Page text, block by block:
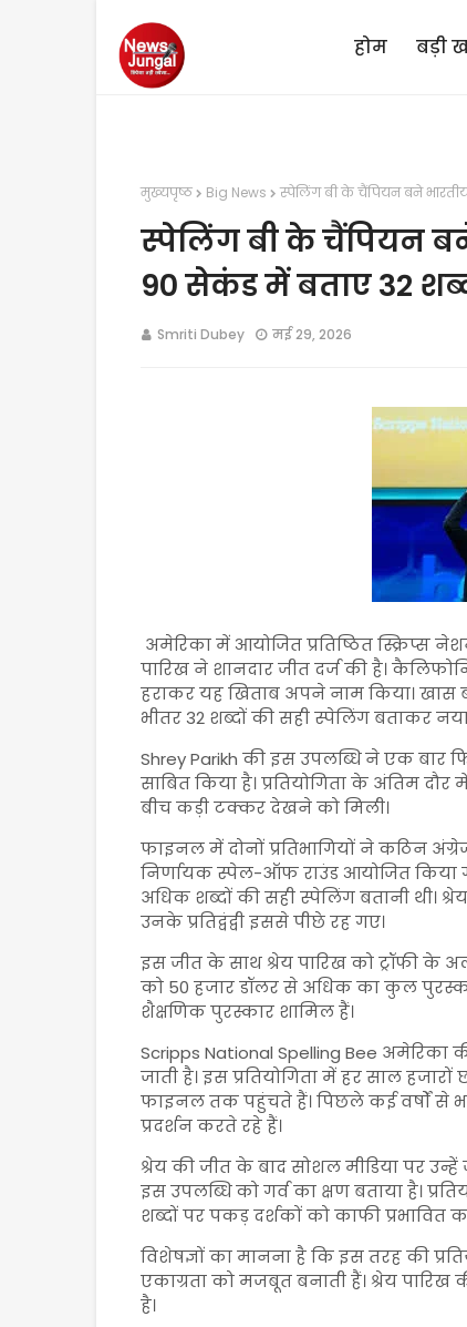
होम बड़ी
मुख्यपृष्ठ Big News स्पेलिंग बी के चैंपियन बने
स्पेलिंग बी के चैंपियन
90 सेकंड में बताए 32
Smriti Dubey मई 29, 2026
अमेरिका में आयोजित प्रतिष्ठित स्क्रिप्स
पारिख ने शानदार जीत दर्ज की है।
हराकर यह खिताब अपने नाम किया।
भीतर 32 शब्दों की सही स्पेलिंग बताकर नया
Shrey Parikh की इस उपलब्धि ने एक बार
साबित किया है। प्रतियोगिता के अंतिम
बीच कड़ी टक्कर देखने को मिली।
फाइनल में दोनों प्रतिभागियों ने कठिन
निर्णायक स्पेल-ऑफ राउंड आयोजित किया
अधिक शब्दों की सही स्पेलिंग बतानी थी।
उनके प्रतिद्वंद्वी इससे पीछे रह गए।
इस जीत के साथ श्रेय पारिख को ट्रॉफी के
को 50 हजार डॉलर से अधिक का कुल
शैक्षणिक पुरस्कार शामिल हैं।
Scripps National Spelling Bee अमेरिका
जाती है। इस प्रतियोगिता में हर साल
फाइनल तक पहुंचते हैं। पिछले कई वर्षों से
प्रदर्शन करते रहे हैं।
श्रेय की जीत के बाद सोशल मीडिया पर
इस उपलब्धि को गर्व का क्षण बताया है।
शब्दों पर पकड़ दर्शकों को काफी प्रभावित
विशेषज्ञों का मानना है कि इस तरह की
एकाग्रता को मजबूत बनाती हैं। श्रेय
है।